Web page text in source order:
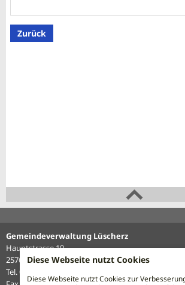
Diese Webseite nutzt Cookies
Diese Webseite nutzt Cookies zur
Zurück
Gemeindeverwaltung Lüscherz
Hauptstrasse 19
2576 Lüscherz
Tel. 032 338 12 27